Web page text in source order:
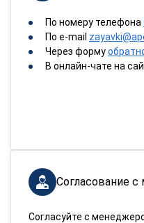
По номеру телефона
По e-mail
Через форму
В онлайн-чате на
Согласование
Согласуйте с